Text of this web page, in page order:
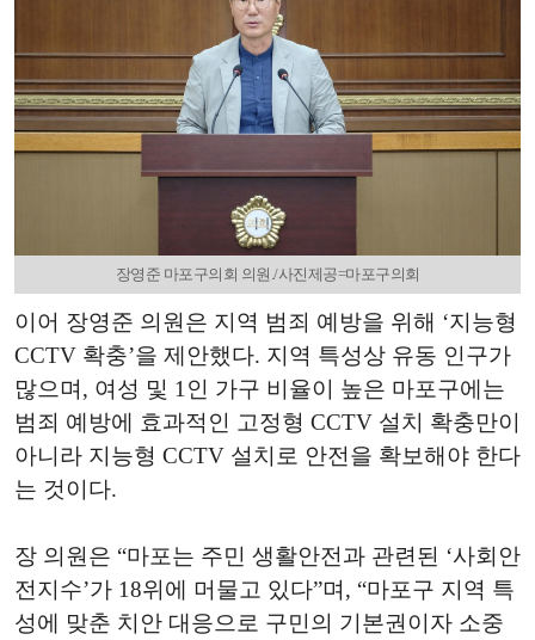
장영준 마포구의회 의원./사진제공=마포구의회
이어 장영준 의원은 지역 범죄 예방을 위해 ‘지능형
CCTV 확충’을 제안했다. 지역 특성상 유동 인구가
많으며, 여성 및 1인 가구 비율이 높은 마포구에는
범죄 예방에 효과적인 고정형 CCTV 설치 확충만이
아니라 지능형 CCTV 설치로 안전을 확보해야 한다
는 것이다.
장 의원은 “마포는 주민 생활안전과 관련된 ‘사회안
전지수’가 18위에 머물고 있다”며, “마포구 지역 특
성에 맞춘 치안 대응으로 구민의 기본권이자 소중